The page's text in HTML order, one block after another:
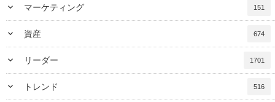
keyboard_arrow_down マーケティング 151
keyboard_arrow_down 資産 674
keyboard_arrow_down リーダー 1701
keyboard_arrow_down トレンド 516